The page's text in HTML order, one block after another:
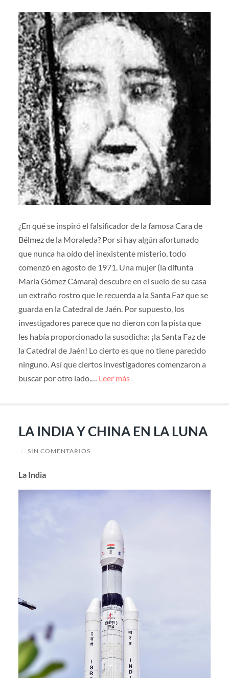
¿En qué se inspiró el falsificador de la famosa Cara de
Bélmez de la Moraleda? Por si hay algún afortunado
que nunca ha oído del inexistente misterio, todo
comenzó en agosto de 1971. Una mujer (la difunta
María Gómez Cámara) descubre en el suelo de su casa
un extraño rostro que le recuerda a la Santa Faz que se
guarda en la Catedral de Jaén. Por supuesto, los
investigadores parece que no dieron con la pista que
les había proporcionado la susodicha: ¡la Santa Faz de
la Catedral de Jaén! Lo cierto es que no tiene parecido
ninguno. Así que ciertos investigadores comenzaron a
buscar por otro lado.… Leer más
LA INDIA Y CHINA EN LA LUNA
/ SIN COMENTARIOS
La India